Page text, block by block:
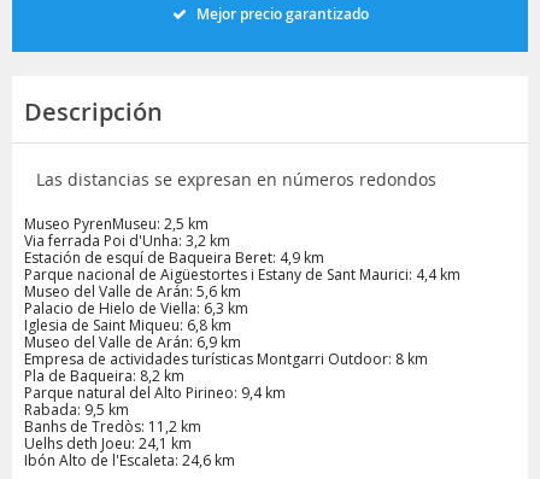
Mejor precio garantizado
Descripción
Las distancias se expresan en números redondos
Museo PyrenMuseu: 2,5 km
Via ferrada Poi d'Unha: 3,2 km
Estación de esquí de Baqueira Beret: 4,9 km
Parque nacional de Aigüestortes i Estany de Sant Maurici: 4,4 km
Museo del Valle de Arán: 5,6 km
Palacio de Hielo de Viella: 6,3 km
Iglesia de Saint Miqueu: 6,8 km
Museo del Valle de Arán: 6,9 km
Empresa de actividades turísticas Montgarri Outdoor: 8 km
Pla de Baqueira: 8,2 km
Parque natural del Alto Pirineo: 9,4 km
Rabada: 9,5 km
Banhs de Tredòs: 11,2 km
Uelhs deth Joeu: 24,1 km
Ibón Alto de l'Escaleta: 24,6 km